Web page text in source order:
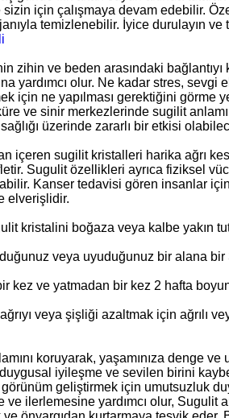
için çalışmaya devam edebilir.
temizlenebilir. İyice durulayın
zihin ve beden arasındaki bağlantıyı
yardımcı olur. Ne kadar stres, sevgi
için ne yapılması gerektiğini görme
ve sinir merkezlerinde sugilit
üzerinde zararlı bir etkisi
içeren sugilit kristalleri harika ağrı
Sugulit özellikleri ayrıca fiziksel
Kanser tedavisi gören insanlar
elverişlidir.
kristalini boğaza veya kalbe yakın
veya uyuduğunuz bir alana
kez ve yatmadan bir kez 2 hafta
veya şişliği azaltmak için ağrılı
koruyarak, yaşamınıza denge
iyileşme ve sevilen birini
geliştirmek için umutsuzluk
ilerlemesine yardımcı olur, Sugulit